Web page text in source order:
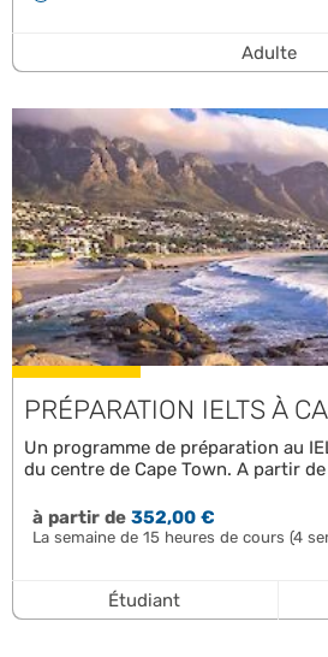
Adulte
PRÉPARATION IELTS À
Un programme de préparation au
du centre de Cape Town. A partir
à partir de352,00 €
La semaine de 15 heures de cours (4
Étudiant